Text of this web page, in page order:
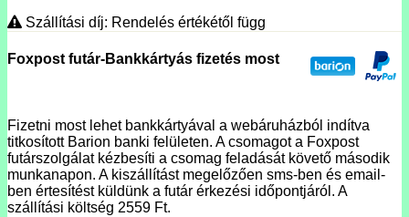
Szállítási díj: Rendelés értékétől függ
Foxpost futár-Bankkártyás fizetés most
Fizetni most lehet bankkártyával a webáruházból indítva
titkosított Barion banki felületen. A csomagot a Foxpost
futárszolgálat kézbesíti a csomag feladását követő második
munkanapon. A kiszállítást megelőzően sms-ben és email-
ben értesítést küldünk a futár érkezési időpontjáról. A
szállítási költség 2559 Ft.